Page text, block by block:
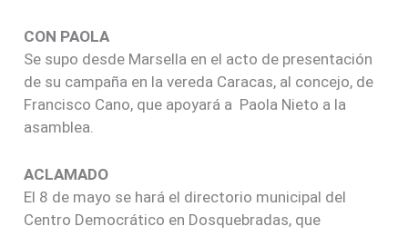
CON PAOLA
Se supo desde Marsella en el acto de presentación
de su campaña en la vereda Caracas, al concejo, de
Francisco Cano, que apoyará a Paola Nieto a la
asamblea.
ACLAMADO
El 8 de mayo se hará el directorio municipal del
Centro Democrático en Dosquebradas, que